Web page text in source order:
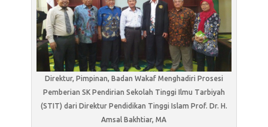
Direktur, Pimpinan, Badan Wakaf Menghadiri Prosesi
Pemberian SK Pendirian Sekolah Tinggi Ilmu Tarbiyah
(STIT) dari Direktur Pendidikan Tinggi Islam Prof. Dr. H.
Amsal Bakhtiar, MA